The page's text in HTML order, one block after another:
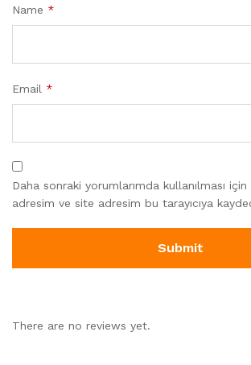
Name *
Email *
Daha sonraki yorumlarımda kullanılması
adresim ve site adresim bu tarayıcıya
There are no reviews yet.